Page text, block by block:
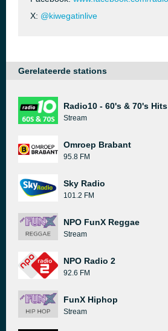
X: @kiwegatinlive
Gerelateerde stations
Radio10 - 60's & 70's Hits
Stream
Omroep Brabant
95.8 FM
Sky Radio
101.2 FM
NPO FunX Reggae
Stream
NPO Radio 2
92.6 FM
FunX Hiphop
Stream